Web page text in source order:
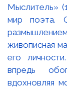
Мыслитель»
мир поэта.
живописная
его
впредь
вдохновляя